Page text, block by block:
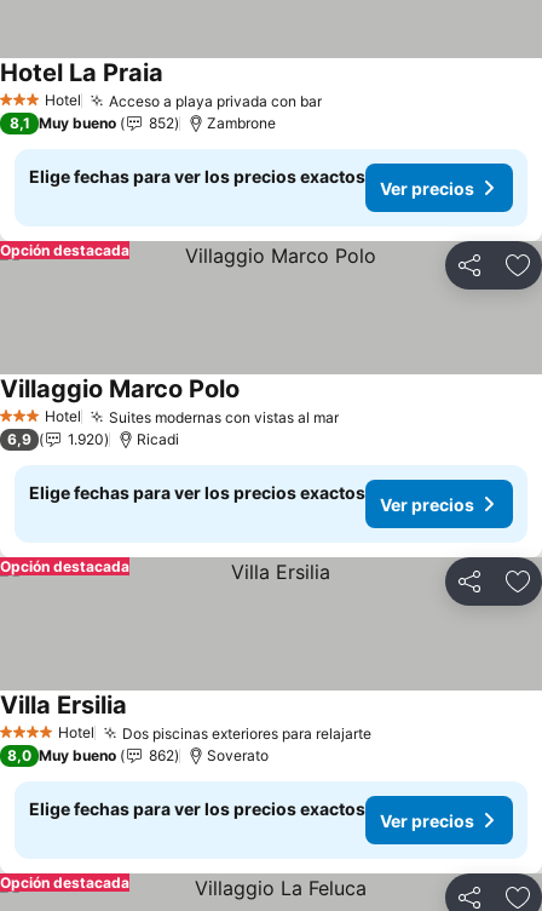
3 Estrellas
Hotel Acceso a playa privada con bar
Hotel La Praia
8,1 Muy bueno 852 Zambrone
Elige fechas para ver los precios exactos
Ver precios
Compartir
Opción destacada
3 Estrellas
Hotel Suites modernas con vistas al mar
Villaggio Marco Polo
6,9 1.920 Ricadi
Elige fechas para ver los precios exactos
Ver precios
Compartir
Opción destacada
4 EstrellasHotel Dos piscinas exteriores para relajarte
Villa Ersilia
8,0 Muy bueno 862 Soverato
Elige fechas para ver los precios exactos
Ver precios
Opción destacada